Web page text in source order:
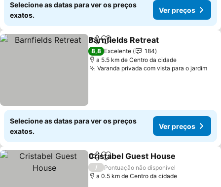
Selecione as datas para ver os preços
exatos.
Ver preços
PartilharAdicionar aos favoritos
Barnfields Retreat
8,8 Excelente
184
a 5.5 km de Centro da cidade
Varanda privada com vista para o jardim
Selecione as datas para ver os preços
exatos.
Ver preços
PartilharAdicionar aos favoritos
Cristabel Guest House
/
Pontuação não disponível
a 0.5 km de Centro da cidade